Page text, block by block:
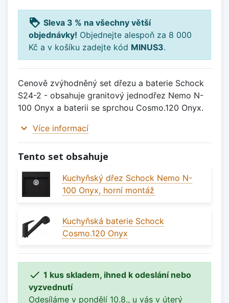
loyalty Sleva 3 % na všechny větší
objednávky! Objednejte alespoň za 8 000
Kč a v košíku zadejte kód MINUS3.
Cenově zvýhodněný set dřezu a baterie Schock
S24-2 - obsahuje granitový jednodřez Nemo N-
100 Onyx a baterii se sprchou Cosmo.120 Onyx.
expand_more Více informací
Tento set obsahuje
Kuchyňský dřez Schock Nemo N-
100 Onyx, horní montáž
Kuchyňská baterie Schock
Cosmo.120 Onyx
 1 kus skladem, ihned k odeslání nebo
vyzvednutí
Odesíláme v pondělí 10.8., u vás v úterý